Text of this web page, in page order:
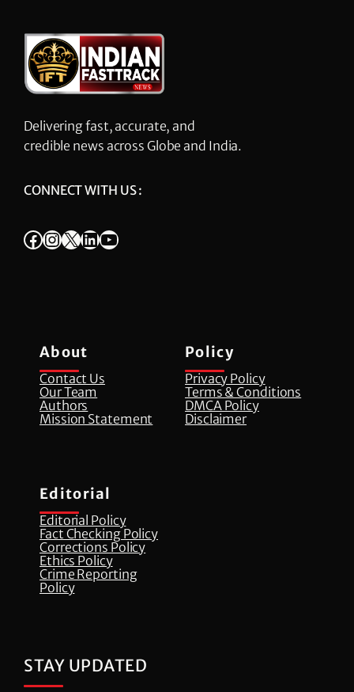
Delivering fast, accurate, and
credible news across Globe and India.
CONNECT WITH US :
Facebook InstagramX LinkedIn YouTube
About
Contact Us
Our Team
Authors
Mission Statement
Policy
Privacy Policy
Terms & Conditions
DMCA Policy
Disclaimer
Editorial
Editorial Policy
Fact Checking Policy
Corrections Policy
⁠Ethics Policy
Crime Reporting
Policy
STAY UPDATED